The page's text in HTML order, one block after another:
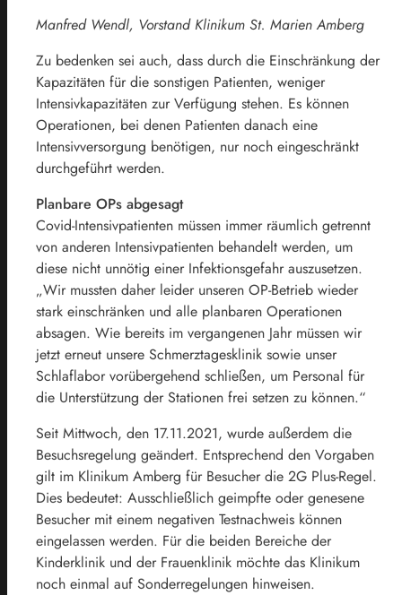
Manfred Wendl, Vorstand Klinikum St. Marien Amberg
Zu bedenken sei auch, dass durch die Einschränkung der
Kapazitäten für die sonstigen Patienten, weniger
Intensivkapazitäten zur Verfügung stehen. Es können
Operationen, bei denen Patienten danach eine
Intensivversorgung benötigen, nur noch eingeschränkt
durchgeführt werden.
Planbare OPs abgesagt
Covid-Intensivpatienten müssen immer räumlich getrennt
von anderen Intensivpatienten behandelt werden, um
diese nicht unnötig einer Infektionsgefahr auszusetzen.
„Wir mussten daher leider unseren OP-Betrieb wieder
stark einschränken und alle planbaren Operationen
absagen. Wie bereits im vergangenen Jahr müssen wir
jetzt erneut unsere Schmerztagesklinik sowie unser
Schlaflabor vorübergehend schließen, um Personal für
die Unterstützung der Stationen frei setzen zu können.“
Seit Mittwoch, den 17.11.2021, wurde außerdem die
Besuchsregelung geändert. Entsprechend den Vorgaben
gilt im Klinikum Amberg für Besucher die 2G Plus-Regel.
Dies bedeutet: Ausschließlich geimpfte oder genesene
Besucher mit einem negativen Testnachweis können
eingelassen werden. Für die beiden Bereiche der
Kinderklinik und der Frauenklinik möchte das Klinikum
noch einmal auf Sonderregelungen hinweisen.